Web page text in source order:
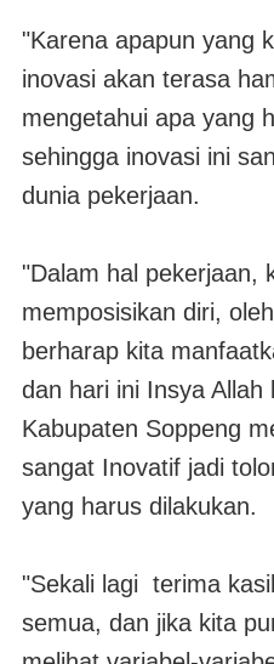
"Karena apapun yang
inovasi akan terasa
mengetahui apa yang
sehingga inovasi ini
dunia pekerjaan.
"Dalam hal pekerjaan,
memposisikan diri,
berharap kita
dan hari ini Insya
Kabupaten Soppeng
sangat Inovatif jadi
yang harus dilakukan.
"Sekali lagi terima
semua, dan jika kita